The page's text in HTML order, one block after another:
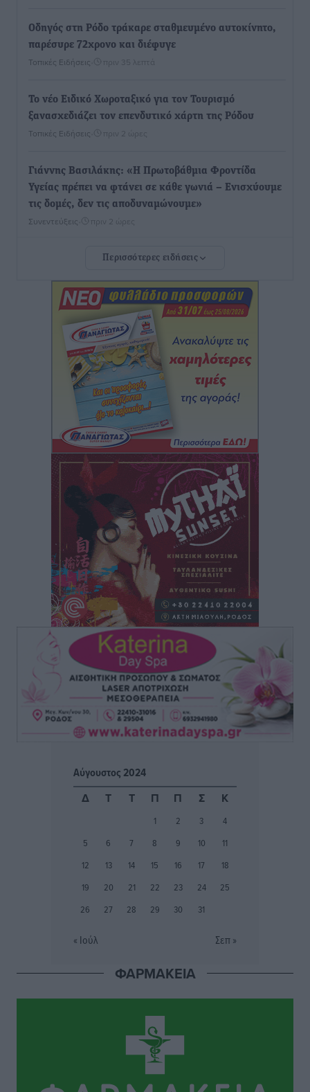
Οδηγός στη Ρόδο τράκαρε σταθμευμένο αυτοκίνητο,
παρέσυρε 72χρονο και διέφυγε
Τοπικές Ειδήσεις πριν 35 λεπτά
Το νέο Ειδικό Χωροταξικό για τον Τουρισμό
ξανασχεδιάζει τον επενδυτικό χάρτη της Ρόδου
Τοπικές Ειδήσεις πριν 2 ώρες
Γιάννης Βασιλάκης: «Η Πρωτοβάθμια Φροντίδα
Υγείας πρέπει να φτάνει σε κάθε γωνιά – Ενισχύουμε
τις δομές, δεν τις αποδυναμώνουμε»
Συνεντεύξεις πριν 2 ώρες
Ιδρυμα Ωνάση: Το όραμα πίσω από τα δύο νέα
Συνεντεύξεις• πριν 2 ώρες
Μιχάλης Χουρδάκης: «Η χώρα χρειάζεται μια
αξιόπιστη εναλλακτική κυβερνητική πρόταση»
Συνεντεύξεις• πριν 2 ώρες
Σεβ. Μητροπολίτης Ρόδου κ. Κύριλλος: «Ο Αύγουστος
είναι ο μήνας της Παναγίας και η Θεία Λειτουργία η
καρδιά της ζωής της Εκκλησίας»
Συνεντεύξεις• πριν 2 ώρες
Πρέσβης της Βραζιλίας: «Η Ελλάδα και η Βραζιλία
έχουν τεράστιες ευκαιρίες συνεργασίας – Η Ρόδος
μπορεί να διαδραματίσει σημαντικό ρόλο»
Συνεντεύξεις• πριν 2 ώρες
Τσαμπίκα Διαμαντή: Η Ρόδος δεν μπορεί να σχεδιάζει
το μέλλον της μέσα στην αβεβαιότητα
Συνεντεύξεις• πριν 2 ώρες
Η υπογεννητικότητα βάζει λουκέτο σε 11 σχολεία
Πρωτοβάθμιας στα Δωδεκάνησα
πριν 2 ώρες
Κ. Σπανός: Παρά την αυξημένη τουριστική κίνηση, η
αγορά της Ρόδου κινείται κάτω από τις προσδοκίες
Το ΠΑΣΟΚ στα Δωδεκάνησα ψάχνει έξι και του
Η Ροδιακή Επαυλη περιμένει ακόμα να βρεθεί κάποιος
πριν 2 ώρες
πριν 2 ώρες
Ροδάκινα: 9 οφέλη στην υγεία του ανθρώπου
Περισσότερες ειδήσεις
Αύγουστος 2024
Δ
Τ Τ Π Π Σ Κ
1 2 3
4
5
6 7 8 9 10
11
12
13 14 15 16 17
18
19
20 21 22 23 24
25
26
27 28 29 30 31
« Ιούλ Σεπ »
ΦΑΡΜΑΚΕΙΑ